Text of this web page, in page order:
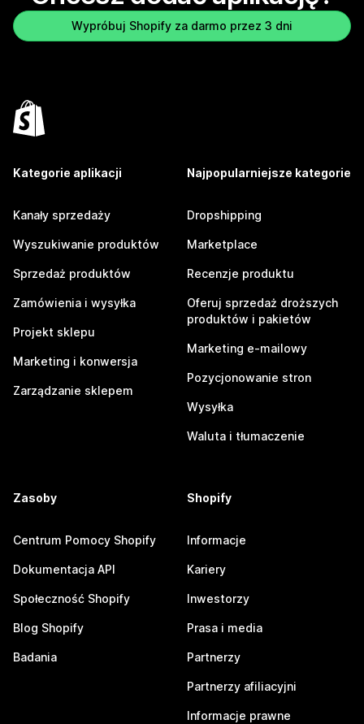
Wypróbuj Shopify za darmo przez 3 dni
Kategorie aplikacji
Kanały sprzedaży
Wyszukiwanie produktów
Sprzedaż produktów
Zamówienia i wysyłka
Projekt sklepu
Marketing i konwersja
Zarządzanie sklepem
Najpopularniejsze kategorie
Dropshipping
Marketplace
Recenzje produktu
Oferuj sprzedaż droższych
produktów i pakietów
Marketing e-mailowy
Pozycjonowanie stron
Wysyłka
Waluta i tłumaczenie
Zasoby
Centrum Pomocy Shopify
Dokumentacja API
Społeczność Shopify
Blog Shopify
Badania
Shopify
Informacje
Kariery
Inwestorzy
Prasa i media
Partnerzy
Partnerzy afiliacyjni
Informacje prawne